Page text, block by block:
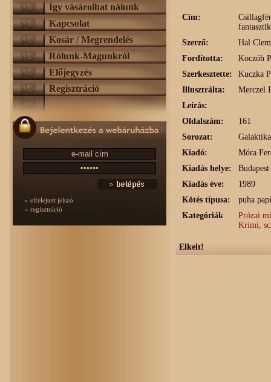
Így vásárolhat nálunk
Kapcsolat
Kosár / Megrendelés
Rólunk-Magunkról
Előjegyzés
Regisztráció
» elfelejtett jelszó
» regisztráció
Cím:
Szerző:
Hal
Fordította:
Koczóh
Szerkesztette:
Kuczka
Illusztrálta:
Merczel
Leírás:
Oldalszám:
161
Sorozat:
Kiadó:
Móra
Kiadás helye:
Budapest
Kiadás éve:
1989
Kötés típusa:
puha
Kategóriák
Prózai
Krimi,
Elkelt!